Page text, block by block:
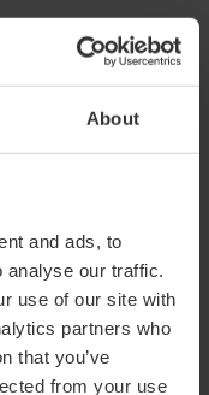
About
and ads, to
analyse our traffic.
use of our site with
partners who
that you’ve
from your use
València